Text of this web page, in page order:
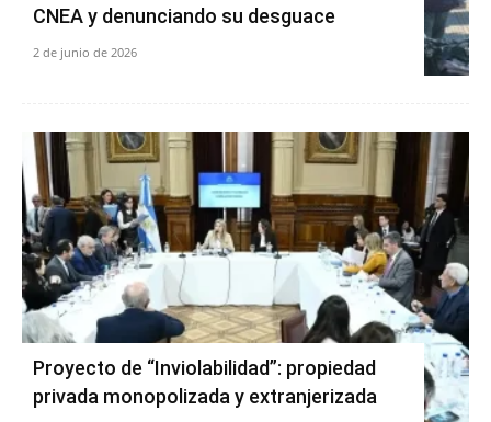
CNEA y denunciando su desguace
2 de junio de 2026
Proyecto de “Inviolabilidad”: propiedad
privada monopolizada y extranjerizada